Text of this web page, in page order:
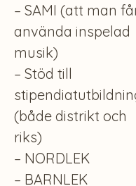
– SAMI (att man
använda inspelad
musik)
– Stöd till
(både distrikt och
riks)
– NORDLEK
– BARNLEK